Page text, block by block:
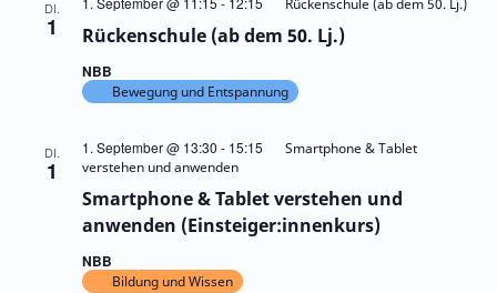
DI.
1 Rückenschule (ab dem 50. Lj.)
Rückenschule (ab dem 50. Lj.)
NBB
Bewegung und Entspannung
DI.
1
Smartphone & Tablet verstehen und
anwenden (Einsteiger:innenkurs)
1. September @ 13:30 - 15:15
Smartphone & Tablet
verstehen und anwenden
NBB
Bildung und Wissen